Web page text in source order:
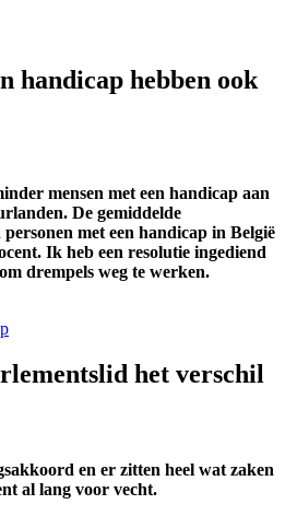
handicap hebben ook
mensen met een handicap aan
De gemiddelde
met een handicap in België
Ik heb een resolutie ingediend
drempels weg te werken.
het verschil
en er zitten heel wat zaken
al lang voor vecht.